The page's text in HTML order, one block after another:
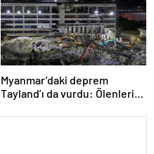
Myanmar’daki deprem
Tayland’ı da vurdu: Ölenlerin